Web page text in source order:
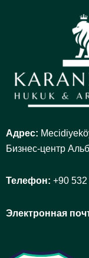
Адрес:
Бизнес-центр
Телефон: +90
Электронная